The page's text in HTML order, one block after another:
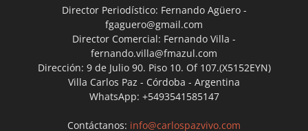
Director Periodístico: Fernando Agüero -
fgaguero@gmail.com
Director Comercial: Fernando Villa -
fernando.villa@fmazul.com
Dirección: 9 de Julio 90. Piso 10. Of 107.(X5152EYN)
Villa Carlos Paz - Córdoba - Argentina
WhatsApp: +5493541585147
Contáctanos: info@carlospazvivo.com